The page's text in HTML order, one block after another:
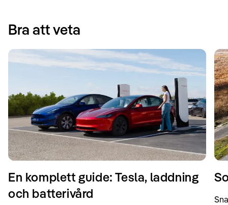
Bra att veta
En komplett guide: Tesla, laddning
och batterivård